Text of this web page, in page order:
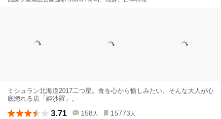
ミシュラン北海道2017二つ星。食を心から愉しみたい、そんな大人が心
底惚れる店「姫沙羅」。
3.71 158 人 15773 人